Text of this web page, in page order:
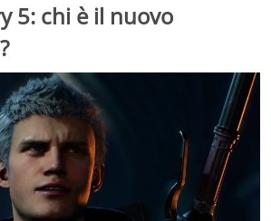
5: chi è il nuovo